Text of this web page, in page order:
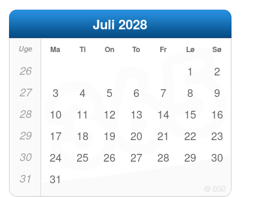
Juli 2028
Uge Ma Ti On To Fr Lø Sø
26 1 2
27 3 4 5 6 7 8 9
28 10 11 12 13 14 15 16
29 17 18 19 20 21 22 23
30 24 25 26 27 28 29 30
31 31